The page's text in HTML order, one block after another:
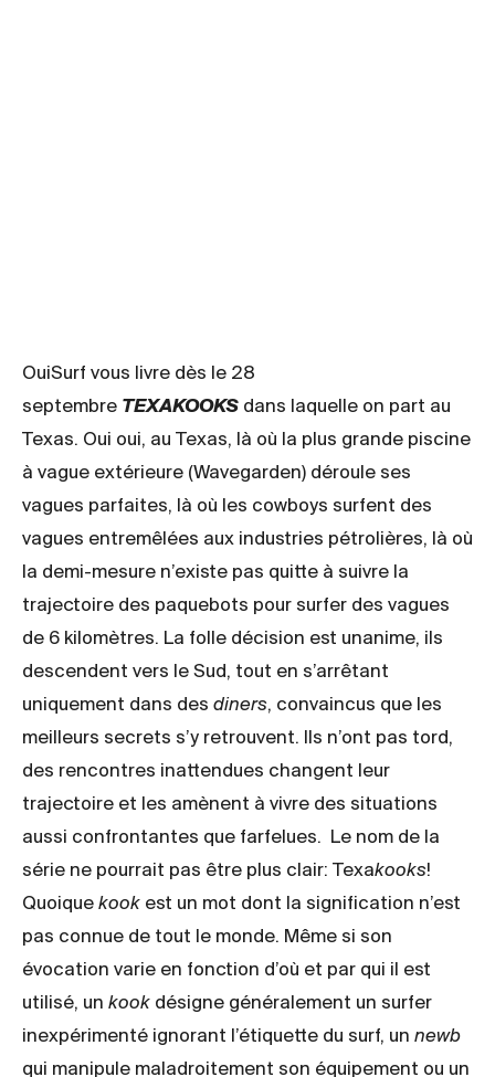
OuiSurf vous livre dès le 28
septembre TEXAKOOKS dans laquelle on part au
Texas. Oui oui, au Texas, là où la plus grande piscine
à vague extérieure (Wavegarden) déroule ses
vagues parfaites, là où les cowboys surfent des
vagues entremêlées aux industries pétrolières, là où
la demi-mesure n’existe pas quitte à suivre la
trajectoire des paquebots pour surfer des vagues
de 6 kilomètres. La folle décision est unanime, ils
descendent vers le Sud, tout en s’arrêtant
uniquement dans des diners, convaincus que les
meilleurs secrets s’y retrouvent. Ils n’ont pas tord,
des rencontres inattendues changent leur
trajectoire et les amènent à vivre des situations
aussi confrontantes que farfelues. Le nom de la
série ne pourrait pas être plus clair: Texakooks!
Quoique kook est un mot dont la signification n’est
pas connue de tout le monde. Même si son
évocation varie en fonction d’où et par qui il est
utilisé, un kook désigne généralement un surfer
inexpérimenté ignorant l’étiquette du surf, un newb
qui manipule maladroitement son équipement ou un